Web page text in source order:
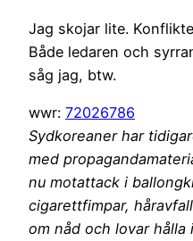
Jag skojar lite.
Både ledaren och
såg jag, btw.
wwr: 72026786
Sydkoreaner har
med
nu motattack i
cigarettfimpar,
om nåd och lovar hålla